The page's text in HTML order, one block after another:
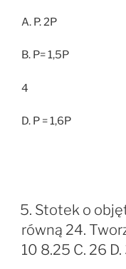
A. P. 2P
B. P= 1,5P
4
D. P = 1,6P
5. Stotek o
równą 24.
10 8.25 C. 26